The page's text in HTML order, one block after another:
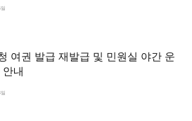
여권 발급 재발급 및 민원실 야간 운
내